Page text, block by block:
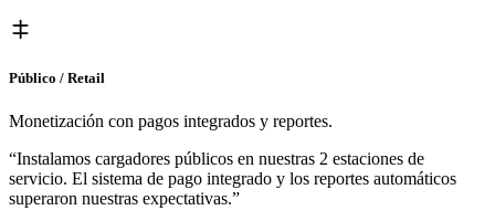
Público / Retail
Monetización con pagos integrados y reportes.
“Instalamos cargadores públicos en nuestras 2 estaciones de
servicio. El sistema de pago integrado y los reportes automáticos
superaron nuestras expectativas.”